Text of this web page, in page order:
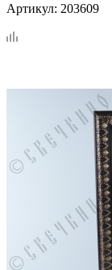
Артикул: 203609